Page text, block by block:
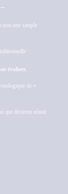
non une simple
:
évoluer.
de «
qui désirent réunir